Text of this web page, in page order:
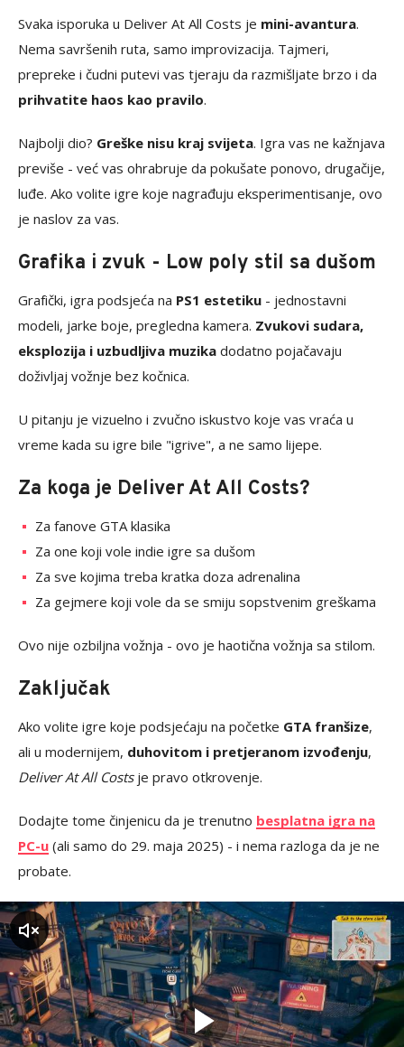
Svaka isporuka u Deliver At All Costs je mini-avantura.
Nema savršenih ruta, samo improvizacija. Tajmeri,
prepreke i čudni putevi vas tjeraju da razmišljate brzo i da
prihvatite haos kao pravilo.
Najbolji dio? Greške nisu kraj svijeta. Igra vas ne kažnjava
previše - već vas ohrabruje da pokušate ponovo, drugačije,
luđe. Ako volite igre koje nagrađuju eksperimentisanje, ovo
je naslov za vas.
Grafika i zvuk - Low poly stil sa dušom
Grafički, igra podsjeća na PS1 estetiku - jednostavni
modeli, jarke boje, pregledna kamera. Zvukovi sudara,
eksplozija i uzbudljiva muzika dodatno pojačavaju
doživljaj vožnje bez kočnica.
U pitanju je vizuelno i zvučno iskustvo koje vas vraća u
vreme kada su igre bile "igrive", a ne samo lijepe.
Za koga je Deliver At All Costs?
Za fanove GTA klasika
Za one koji vole indie igre sa dušom
Za sve kojima treba kratka doza adrenalina
Za gejmere koji vole da se smiju sopstvenim greškama
Ovo nije ozbiljna vožnja - ovo je haotična vožnja sa stilom.
Zaključak
Ako volite igre koje podsjećaju na početke GTA franšize,
ali u modernijem, duhovitom i pretjeranom izvođenju,
Deliver At All Costsje pravo otkrovenje.
Dodajte tome činjenicu da je trenutno besplatna igra na
PC-u (ali samo do 29. maja 2025) - i nema razloga da je ne
probate.